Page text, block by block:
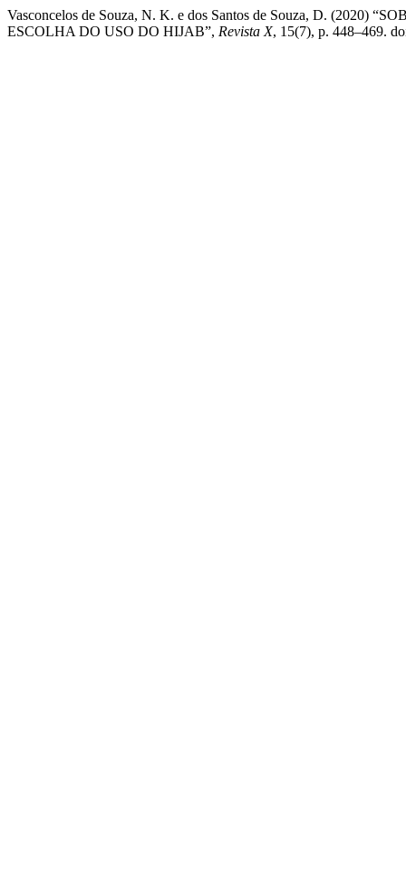
Vasconcelos de Souza, N. K. e dos Santos de Souza, D. (2020)
ESCOLHA DO USO DO HIJAB”, Revista X, 15(7), p. 448–469.